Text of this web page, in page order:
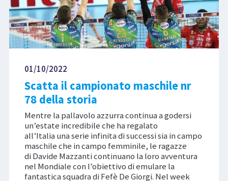
01/10/2022
Scatta il campionato maschile nr
78 della storia
Mentre la pallavolo azzurra continua a godersi
un’estate incredibile che ha regalato
all’Italia una serie infinita di successi sia in campo
maschile che in campo femminile, le ragazze
di Davide Mazzanti continuano la loro avventura
nel Mondiale con l’obiettivo di emulare la
fantastica squadra di Fefè De Giorgi. Nel week